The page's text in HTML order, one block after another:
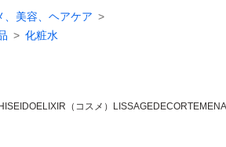
、美容、ヘアケア
化粧水
ELIXIR（コスメ） LISSAGEDECORTE